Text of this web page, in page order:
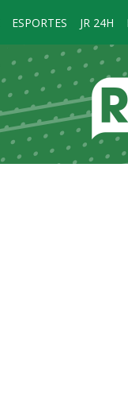
ESPORTES JR 24H